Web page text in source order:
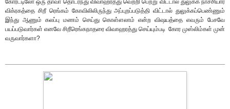
விக்ரகத்தை சிறீ ரெங்கம் கோவிலிலிருந்து அப்புறப்படுத்தி விட்டால் துலுக்கப்பெண்ணும்
இந்து ஆணும் கலப்பு மணம் செய்து கொள்ளலாம் என்ற விஷயத்தை எவரும் பேசவே
பயப்படுவார்கள் எனவே சிறீரெங்கநாதரை விவாஹரத்து செய்யும்படி கோர முஸ்லிம்கள் முன்
வருவார்களா?